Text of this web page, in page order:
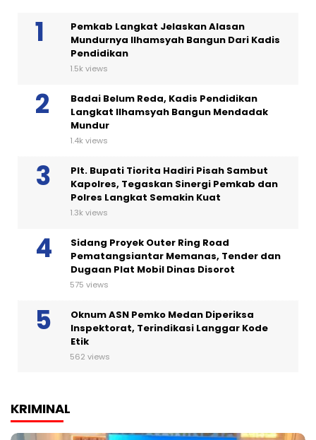
Pemkab Langkat Jelaskan Alasan
Mundurnya Ilhamsyah Bangun Dari Kadis
Pendidikan
1.5k views
Badai Belum Reda, Kadis Pendidikan
Langkat Ilhamsyah Bangun Mendadak
Mundur
1.4k views
Plt. Bupati Tiorita Hadiri Pisah Sambut
Kapolres, Tegaskan Sinergi Pemkab dan
Polres Langkat Semakin Kuat
1.3k views
Sidang Proyek Outer Ring Road
Pematangsiantar Memanas, Tender dan
Dugaan Plat Mobil Dinas Disorot
575 views
Oknum ASN Pemko Medan Diperiksa
Inspektorat, Terindikasi Langgar Kode
Etik
562 views
KRIMINAL